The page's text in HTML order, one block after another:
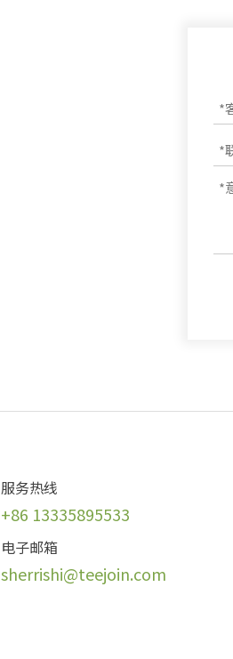
服务热线
+86 13335895533
电子邮箱
sherrishi@teejoin.com